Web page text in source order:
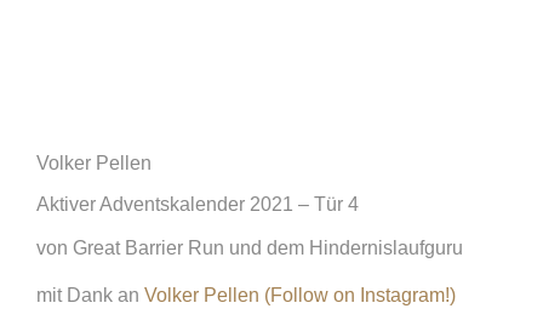
Volker Pellen
Aktiver Adventskalender 2021 – Tür 4
von Great Barrier Run und dem Hindernislaufguru
mit Dank an Volker Pellen (Follow on Instagram!)